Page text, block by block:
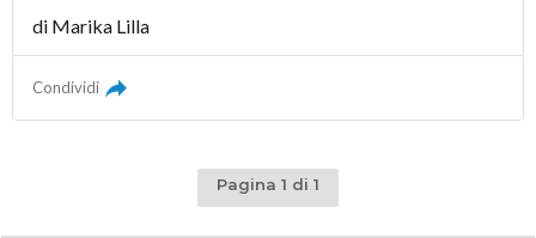
di Marika Lilla
Condividi
Pagina 1 di 1